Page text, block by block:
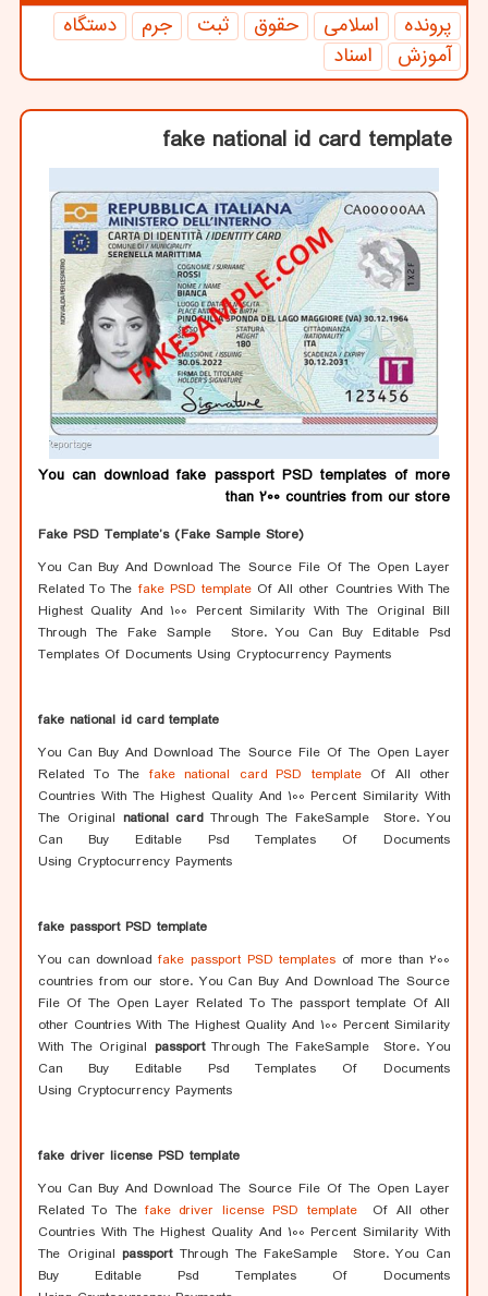
پرونده اسلامی حقوق ثبت جرم
دستگاه
آموزش
اسناد
fake national id card template
You can download fake passport PSD templates of more
than 200 countries from our store
Fake PSD Template’s (Fake Sample Store)
You Can Buy And Download The Source File Of The Open Layer
Related To The fake PSD templateOf All other Countries With The
Highest Quality And 100 Percent Similarity With The Original Bill
Through The Fake Sample Store. You Can Buy Editable Psd
Templates Of Documents Using Cryptocurrency Payments
fake national id card template
You Can Buy And Download The Source File Of The Open Layer
Related To The fake national card PSD templateOf All other
Countries With The Highest Quality And 100 Percent Similarity With
The Original national cardThrough The FakeSample Store. You
Can Buy Editable Psd Templates Of Documents
Using Cryptocurrency Payments
fake passport PSD template
You can download fake passport PSD templates of more than 200
countries from our store. You Can Buy And Download The Source
File Of The Open Layer Related To The passport template Of All
other Countries With The Highest Quality And 100 Percent Similarity
With The Original passportThrough The FakeSample Store. You
Can Buy Editable Psd Templates Of Documents
Using Cryptocurrency Payments
fake driver license PSD template
You Can Buy And Download The Source File Of The Open Layer
Related To Thefake driver license PSD templateOf All other
Countries With The Highest Quality And 100 Percent Similarity With
The OriginalpassportThrough The FakeSample Store. You Can
Buy Editable Psd Templates Of Documents